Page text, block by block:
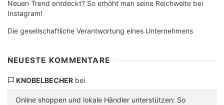
Neuen Trend entdeckt? So erhöht man seine Reichweite bei
Instagram!
Die gesellschaftliche Verantwortung eines Unternehmens
NEUESTE KOMMENTARE
KNOBELBECHERbei
Online shoppen und lokale Händler unterstützen: So